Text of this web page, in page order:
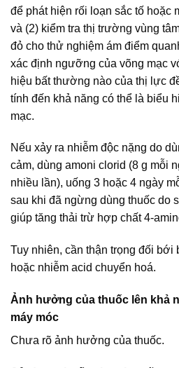
để phát hiện rối loạn sắc tố hoặc
và (2) kiểm tra thị trường vùng
đỏ cho thử nghiệm ám điểm
xác định ngưỡng của võng mạc
hiệu bất thường nào của thị lực
tính đến khả năng có thể là biểu
mạc.
Nếu xảy ra nhiễm độc nặng do
cảm, dùng amoni clorid (8 g mỗi
nhiều lần), uống 3 hoặc 4 ngày
sau khi đã ngừng dùng thuốc do
giúp tăng thải trừ hợp chất 4-
Tuy nhiên, cần thận trọng đối bới
hoặc nhiễm acid chuyển hoá.
Ảnh hưởng của thuốc lên khả
máy móc
Chưa rõ ảnh hưởng của thuốc.